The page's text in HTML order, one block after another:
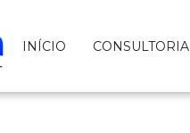
INÍCIO CONSULTORIA